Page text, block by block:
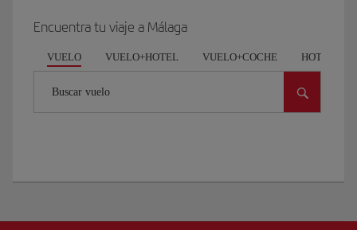
Encuentra tu viaje a Málaga
VUELO VUELO+HOTEL VUELO+COCHE HOTEL
Buscar vuelo